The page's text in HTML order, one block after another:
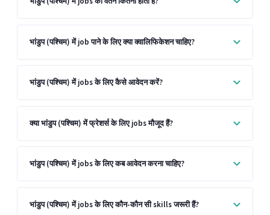
भांडुप (पश्चिम) में job पाने के लिए क्या क्वालिफिकेशन चाहिए?
भांडुप (पश्चिम) में jobs के लिए कैसे आवेदन करें?
क्या भांडुप (पश्चिम) में फ्रेशर्स के लिए jobs मौजूद हैं?
भांडुप (पश्चिम) में jobs के लिए कब आवेदन करना चाहिए?
भांडुप (पश्चिम) में jobs के लिए कौन-कौन सी skills जरूरी हैं?